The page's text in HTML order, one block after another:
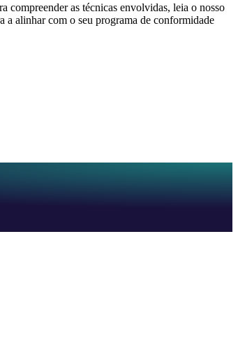
compreender as técnicas envolvidas, leia o nosso
a alinhar com o seu programa de conformidade